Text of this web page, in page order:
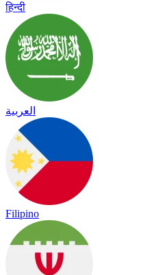
हिन्दी
العربية
Filipino